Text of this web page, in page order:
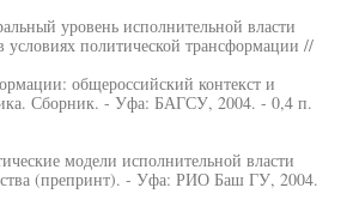
уровень исполнительной власти
условиях политической трансформации //
общероссийский контекст и
Сборник. - Уфа: БАГСУ, 2004. - 0,4 п.
модели исполнительной власти
(препринт). - Уфа: РИО Баш ГУ, 2004.